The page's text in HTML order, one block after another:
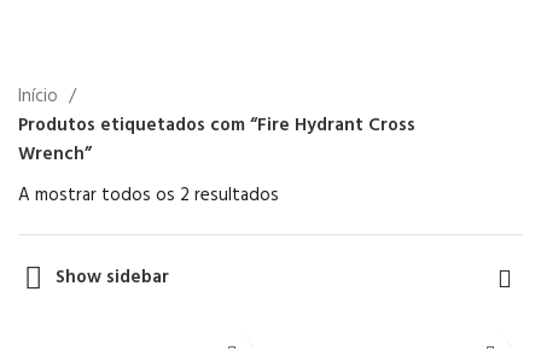
Início
Produtos etiquetados com “Fire Hydrant Cross
Wrench”
A mostrar todos os 2 resultados
Show sidebar